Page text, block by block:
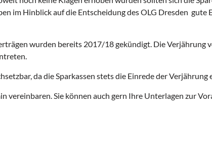
im Hinblick auf die Entscheidung des OLG Dresden gute
wurden bereits 2017/18 gekündigt. Die Verjährung
da die Sparkassen stets die Einrede der Verjährung
vereinbaren. Sie können auch gern Ihre Unterlagen zur